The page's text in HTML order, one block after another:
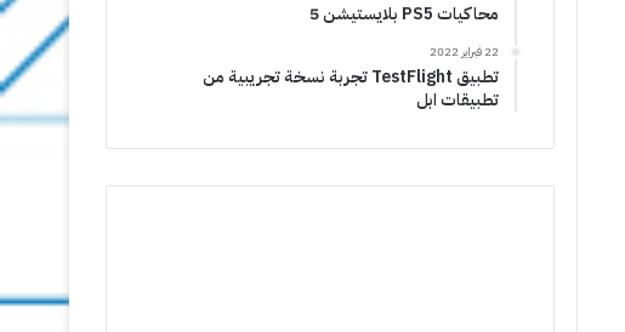
محاكيات PS5 بلايستيشن 5
22 فبراير 2022
تطبيق TestFlight تجربة نسخة تجريبية من
تطبيقات ابل